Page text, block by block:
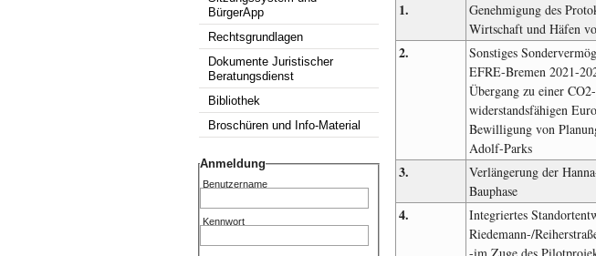
BürgerApp
Rechtsgrundlagen
Dokumente Juristischer
Beratungsdienst
Bibliothek
Broschüren und Info-Material
Anmeldung
Benutzername
Kennwort
1.
Genehmigung des
Wirtschaft und Häfen
2.
Sonstiges
EFRE-Bremen 2021-
Übergang zu einer
widerstandsfähigen
Bewilligung von
Adolf-Parks
3.
Verlängerung der
Bauphase
4.
Integriertes
Riedemann-/